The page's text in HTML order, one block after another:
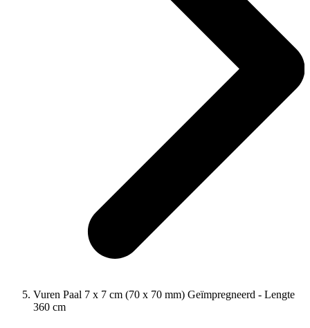
Vuren Paal 7 x 7 cm (70 x 70 mm) Geïmpregneerd - Lengte
360 cm